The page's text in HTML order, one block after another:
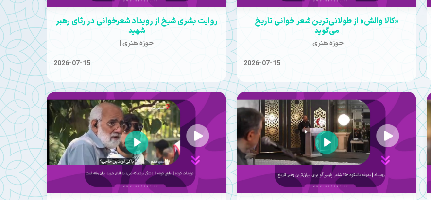
«کالا والش» از طولانی‌ترین شعر خوانی تاریخ
می‌گوید
حوزه هنری |
2026-07-15
روایت بشری شیخ از رویداد شعرخوانی در رثای رهبر
شهید
حوزه هنری |
2026-07-15